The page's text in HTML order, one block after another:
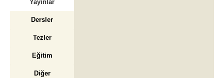
Yayınlar
Dersler
Tezler
Eğitim
Diğer